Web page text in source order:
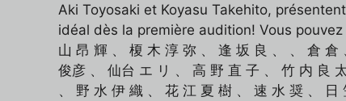
Aki Toyosaki et Koyasu Takehito,
idéal dès la première audition! Vous pouvez
山 昂 輝 、 榎 木 淳 弥 、 逢 坂 良 、 、 倉
俊彦 、 仙台 エ リ 、 高 野 直 子 、 竹 内 良
、 野 水 伊 織 、 花 江 夏 樹 、 速 水 奨 、